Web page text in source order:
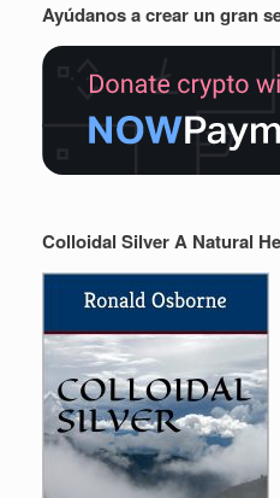
Ayúdanos a crear un gran
Colloidal Silver A Natural